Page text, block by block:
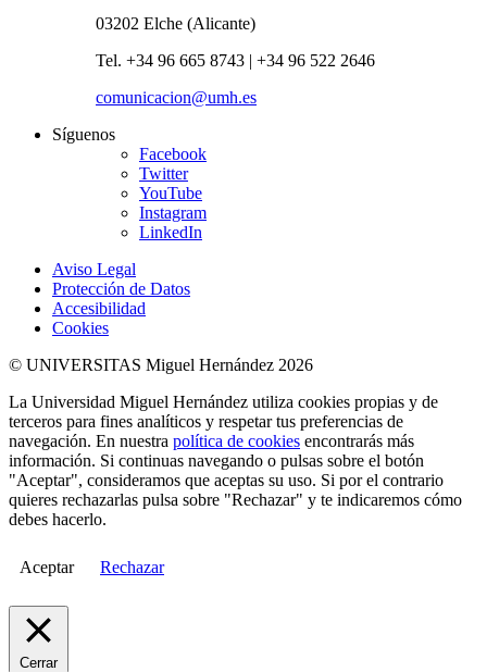
03202 Elche (Alicante)
Tel. +34 96 665 8743 | +34 96 522 2646
comunicacion@umh.es
Síguenos
Facebook
Twitter
YouTube
Instagram
LinkedIn
Aviso Legal
Protección de Datos
Accesibilidad
Cookies
© UNIVERSITAS Miguel Hernández 2026
La Universidad Miguel Hernández utiliza cookies propias y de
terceros para fines analíticos y respetar tus preferencias de
navegación. En nuestra política de cookies encontrarás más
información. Si continuas navegando o pulsas sobre el botón
"Aceptar", consideramos que aceptas su uso. Si por el contrario
quieres rechazarlas pulsa sobre "Rechazar" y te indicaremos cómo
debes hacerlo.
Aceptar Rechazar
Cerrar